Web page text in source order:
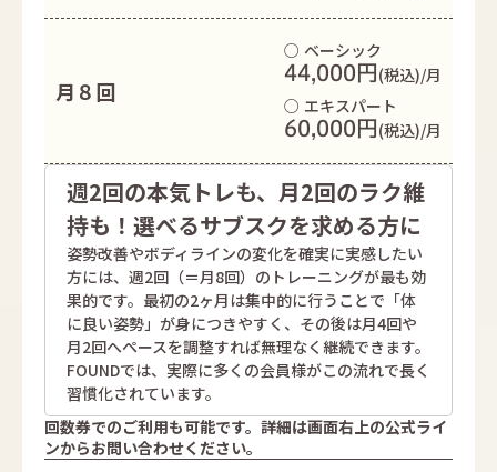
月８回
○ ベーシック
44,000円(税込)/月
○ エキスパート
60,000円(税込)/月
週2回の本気トレも、月2回のラク維
持も！選べるサブスクを求める方に
姿勢改善やボディラインの変化を確実に実感したい
方には、週2回（＝月8回）のトレーニングが最も効
果的です。最初の2ヶ月は集中的に行うことで「体
に良い姿勢」が身につきやすく、その後は月4回や
月2回へペースを調整すれば無理なく継続できます。
FOUNDでは、実際に多くの会員様がこの流れで長く
習慣化されています。
回数券でのご利用も可能です。詳細は画面右上の公式ライ
ンからお問い合わせください。